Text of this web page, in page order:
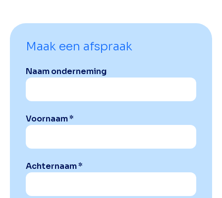
Maak een afspraak
Naam onderneming
Voornaam *
Achternaam *